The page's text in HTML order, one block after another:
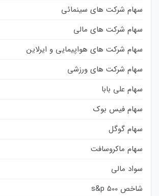
سهام شرکت های سینمائی
سهام شرکت های مالی
سهام شرکت های هواپیمایی و ایرلاین
سهام شرکت های ورزشی
سهام علی بابا
سهام فیس بوک
سهام گوگل
سهام ماکروسافت
سواد مالی
شاخص s&p 500